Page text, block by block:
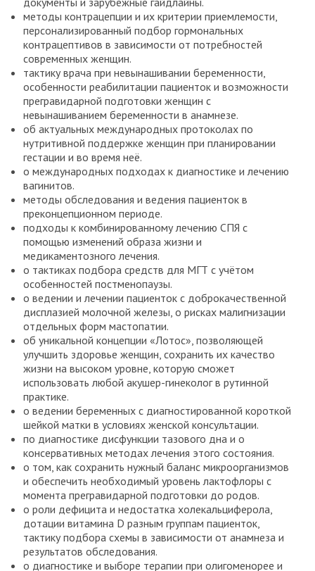
методы контрацепции и их критерии приемлемости,
персонализированный подбор гормональных
контрацептивов в зависимости от потребностей
современных женщин.
тактику врача при невынашивании беременности,
особенности реабилитации пациенток и возможности
прегравидарной подготовки женщин с
невынашиванием беременности в анамнезе.
об актуальных международных протоколах по
нутритивной поддержке женщин при планировании
гестации и во время неё.
о международных подходах к диагностике и лечению
вагинитов.
методы обследования и ведения пациенток в
преконцепционном периоде.
подходы к комбинированному лечению СПЯ с
помощью изменений образа жизни и
медикаментозного лечения.
о тактиках подбора средств для МГТ с учётом
особенностей постменопаузы.
о ведении и лечении пациенток с доброкачественной
дисплазией молочной железы, о рисках малигнизации
отдельных форм мастопатии.
об уникальной концепции «Лотос», позволяющей
улучшить здоровье женщин, сохранить их качество
жизни на высоком уровне, которую сможет
использовать любой акушер-гинеколог в рутинной
практике.
о ведении беременных с диагностированной короткой
шейкой матки в условиях женской консультации.
по диагностике дисфункции тазового дна и о
консервативных методах лечения этого состояния.
о том, как сохранить нужный баланс микроорганизмов
и обеспечить необходимый уровень лактофлоры с
момента прегравидарной подготовки до родов.
о роли дефицита и недостатка холекальциферола,
дотации витамина D разным группам пациенток,
тактику подбора схемы в зависимости от анамнеза и
результатов обследования.
о диагностике и выборе терапии при олигоменорее и